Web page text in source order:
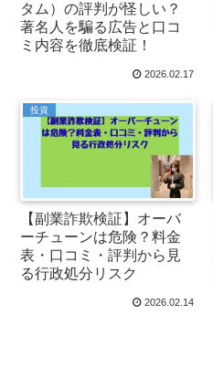
タム）の評判が怪しい？
著名人を騙る広告と口コ
ミ内容を徹底検証！
2026.02.17
投資
【副業詐欺検証】オーバ
ーチューンは危険？料金
表・口コミ・評判から見
る行政処分リスク
2026.02.14